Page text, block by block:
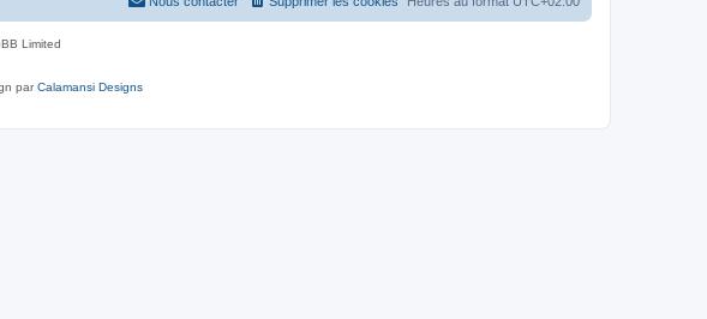
Limited
parCalamansi Designs